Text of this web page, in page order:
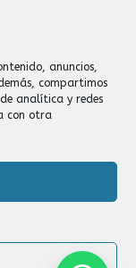
anuncios,
compartimos
analítica y redes
con otra